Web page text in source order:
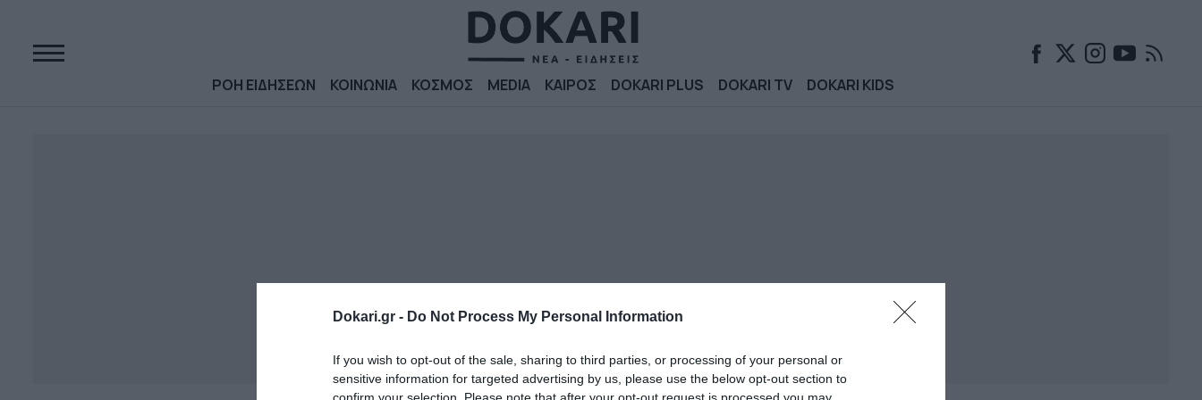
Dokari.gr - Do Not Process My Personal Information
If you wish to opt-out of the sale, sharing to third parties, or processing of your personal or
sensitive information for targeted advertising by us, please use the below opt-out section to
ΡΟΗ ΕΙΔΗΣΕΩΝ ΚΟΙΝΩΝΙΑ ΚΟΣΜΟΣ MEDIA ΚΑΙΡΟΣ DOKARI PLUS DOKARI TV DOKARI KIDS